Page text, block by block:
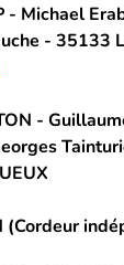
- Michael
- 35133
-
(Cordeur